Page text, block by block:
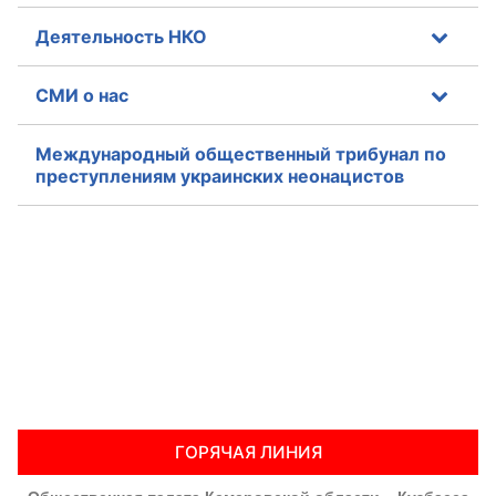
Деятельность НКО
СМИ о нас
Международный общественный трибунал по
преступлениям украинских неонацистов
ГОРЯЧАЯ ЛИНИЯ